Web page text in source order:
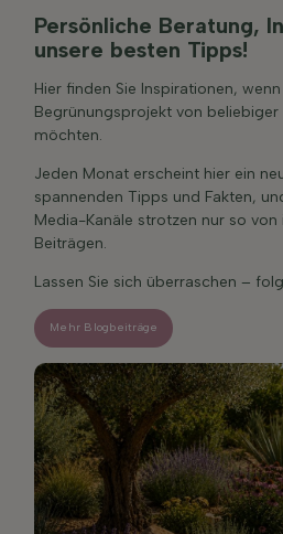
Persönliche Beratung,
unsere besten Tipps!
Hier finden Sie Inspirationen, wenn
Begrünungsprojekt von
möchten.
Jeden Monat erscheint hier ein
spannenden Tipps und Fakten,
Media-Kanäle strotzen nur so von
Beiträgen.
Lassen Sie sich überraschen –
Mehr Blogbeiträge